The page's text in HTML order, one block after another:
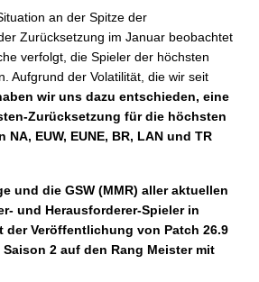
an der Spitze der
Zurücksetzung im Januar beobachtet
verfolgt, die Spieler der höchsten
Aufgrund der Volatilität, die wir seit
wir uns dazu entschieden, eine
Zurücksetzung für die höchsten
NA, EUW, EUNE, BR, LAN und TR
und die GSW (MMR) aller aktuellen
und Herausforderer-Spieler in
der Veröffentlichung von Patch 26.9
2 auf den Rang Meister mit